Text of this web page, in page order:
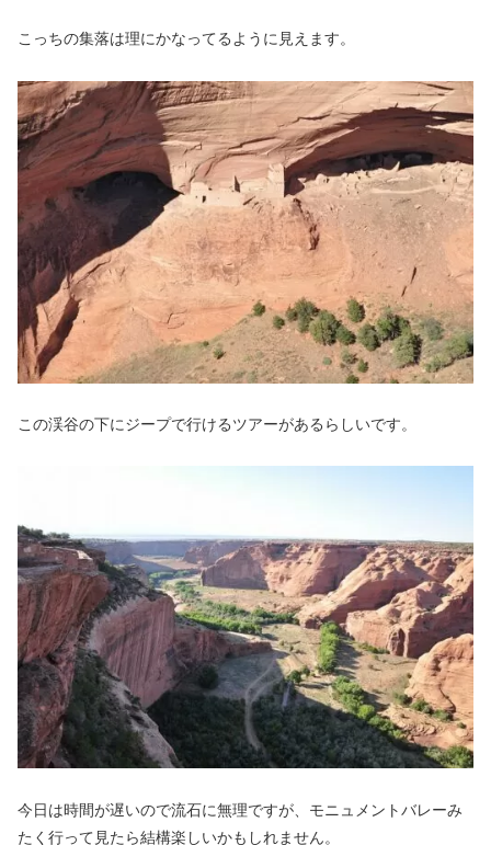
こっちの集落は理にかなってるように見えます。
この渓谷の下にジープで行けるツアーがあるらしいです。
今日は時間が遅いので流石に無理ですが、モニュメントバレーみ
たく行って見たら結構楽しいかもしれません。